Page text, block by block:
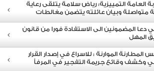
العامة التمييزية: رياض سلامة يتلقى رعاية
متواصلة وبيان عائلته يتضمن مغالطات
دعا المضمونين الى الاستفادة فورا من قانون
المهل
المطارنة الموارنة : للاسراع في إصدار القرار
وكشف وقائع جريمة التفجير في المرفأ